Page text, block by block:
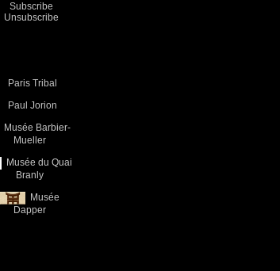
Subscribe
Unsubscribe
Paris Tribal
Paul Jorion
Musée Barbier-
Mueller
Musée du Quai
Branly
Musée
Dapper